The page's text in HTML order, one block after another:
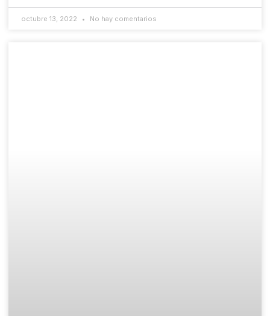
octubre 13, 2022 No hay comentarios